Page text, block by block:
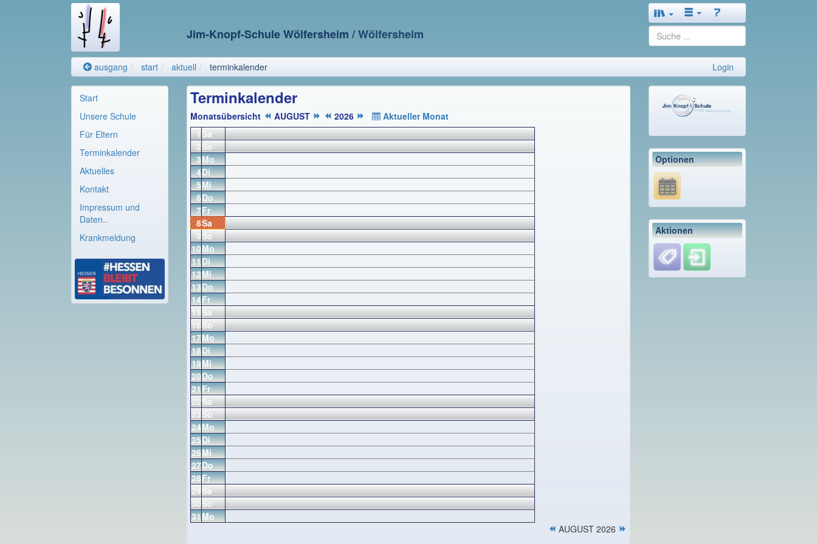
Jim-Knopf-Schule Wölfersheim / Wölfersheim
ausgang start aktuell terminkalender Login
Start
Unsere Schule
Für Eltern
Terminkalender
Aktuelles
Kontakt
Impressum und
Daten..
Krankmeldung
Terminkalender
Monatsübersicht AUGUST 2026
Aktueller Monat
1Sa
2So
3Mo
4Di
5Mi
6Do
7Fr
8Sa
9So
10Mo
11Di
12Mi
13Do
14Fr
15Sa
16So
17Mo
18Di
19Mi
20Do
21Fr
22Sa
23So
24Mo
25Di
26Mi
27Do
28Fr
29Sa
30So
31Mo
AUGUST 2026
Optionen
Aktionen